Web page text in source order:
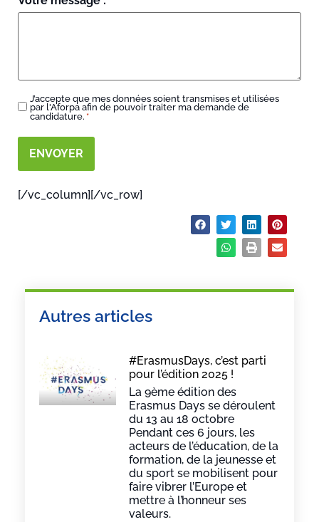
RGPD
J’accepte que mes données soient transmises et utilisées
par l'Aforpa afin de pouvoir traiter ma demande de
candidature. *
[/vc_column][/vc_row]
Autres articles
#ErasmusDays, c’est parti
pour l’édition 2025 !
La 9ème édition des
Erasmus Days se déroulent
du 13 au 18 octobre
Pendant ces 6 jours, les
acteurs de l’éducation, de la
formation, de la jeunesse et
du sport se mobilisent pour
faire vibrer l’Europe et
mettre à l’honneur ses
valeurs.